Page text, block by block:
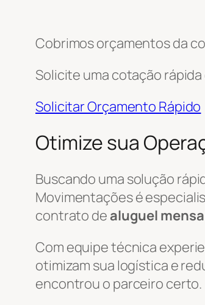
Cobrimos orçamentos da
Solicite uma cotação
Solicitar Orçamento Rápido
Otimize sua
Buscando uma solução
Movimentações é
contrato de aluguel
Com equipe técnica
otimizam sua logística e
encontrou o parceiro certo.